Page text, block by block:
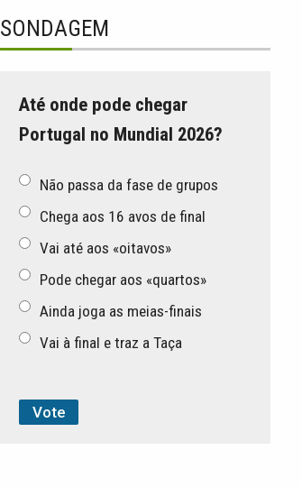
SONDAGEM
Até onde pode chegar
Portugal no Mundial 2026?
Não passa da fase de grupos
Chega aos 16 avos de final
Vai até aos «oitavos»
Pode chegar aos «quartos»
Ainda joga as meias-finais
Vai à final e traz a Taça